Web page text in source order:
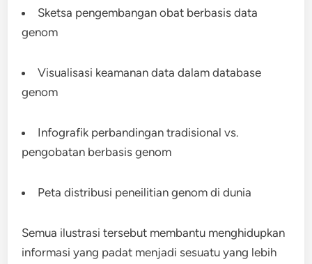
Sketsa pengembangan obat berbasis data
genom
Visualisasi keamanan data dalam database
genom
Infografik perbandingan tradisional vs.
pengobatan berbasis genom
Peta distribusi peneilitian genom di dunia
Semua ilustrasi tersebut membantu menghidupkan
informasi yang padat menjadi sesuatu yang lebih